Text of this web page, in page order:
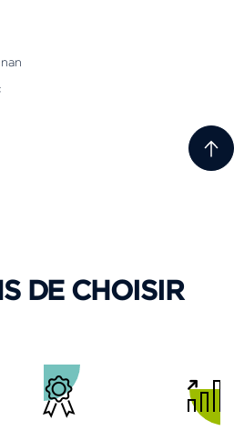
DE CHOISIR